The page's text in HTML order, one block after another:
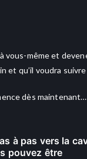
vous-même et
et qu’il voudra suivre
dès maintenant…
à pas vers la
pouvez être